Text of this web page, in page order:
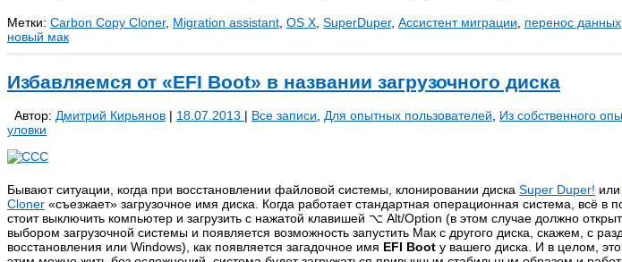
Метки: Carbon Copy Cloner, Migration assistant OS X SuperDuper, Ассистент миграции перенос данных
новый мак
Избавляемся от «EFI Boot» в названии загрузочного диска
Автор: Дмитрий Кирьянов | 18.07.2013 | Все записи Для опытных пользователей Из собственного
уловки
Бывают ситуации, когда при восстановлении файловой системы, клонировании диска Super Duper! или
Cloner «съезжает» загрузочное имя диска. Когда работает стандартная операционная система, всё в
стоит выключить компьютер и загрузить с нажатой клавишей ⌥ Alt/Option (в этом случае должно
выбором загрузочной системы и появляется возможность запустить Мак с другого диска, скажем, с
восстановления или Windows), как появляется загадочное имя EFI Boot у вашего диска. И в целом,